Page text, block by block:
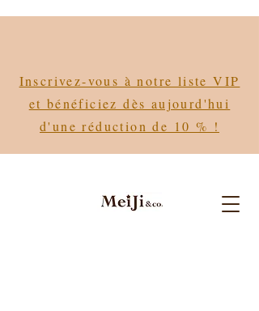
Inscrivez-vous à notre liste VIP
et bénéficiez dès aujourd'hui
d'une réduction de 10 % !